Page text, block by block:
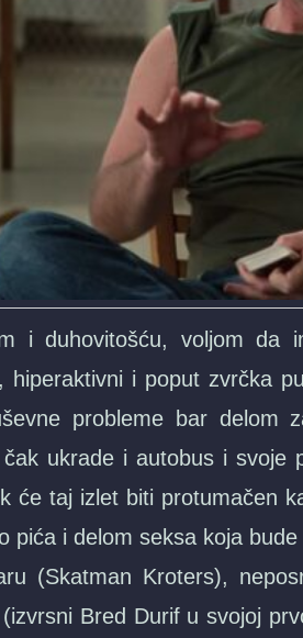
i duhovitošću, voljom da
hiperaktivni i poput zvrčka
probleme bar delom
ukrade i autobus i svoje
će taj izlet biti protumačen
pića i delom seksa koja
(Skatman Kroters),
Bred Durif u svojoj